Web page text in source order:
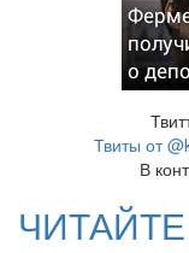
о
Твиты от
В